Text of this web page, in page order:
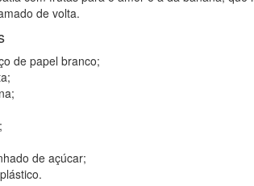
de volta.
de papel branco;
de açúcar;